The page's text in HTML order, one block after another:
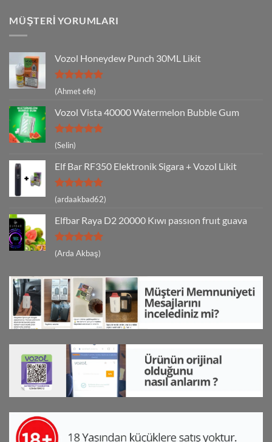
MÜŞTERI YORUMLARI
Vozol Honeydew Punch 30ML Likit
5 üzerinden
5
(Ahmet efe)
Vozol Vista 40000 Watermelon Bubble Gum
5 üzerinden
5
oy aldı
(Selin)
Elf Bar RF350 Elektronik Sigara + Vozol Likit
5 üzerinden
5
(ardaakbad62)
Elfbar Raya D2 20000 Kıwı passıon fruıt guava
5 üzerinden
5
(Arda Akbaş)